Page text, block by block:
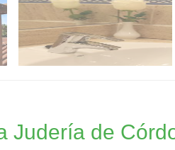
Judería de